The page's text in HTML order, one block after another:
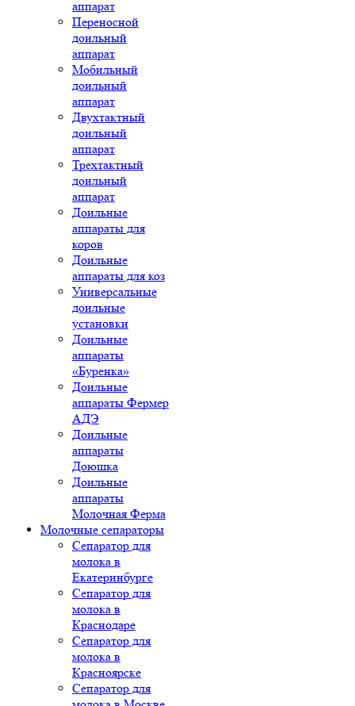
аппарат
Переносной
доильный
аппарат
Мобильный
доильный
аппарат
Двухтактный
доильный
аппарат
Трехтактный
доильный
аппарат
Доильные
аппараты для
коров
Доильные
аппараты для коз
Универсальные
доильные
установки
Доильные
аппараты
«Буренка»
Доильные
аппараты Фермер
АДЭ
Доильные
аппараты
Доюшка
Доильные
аппараты
Молочная Ферма
Молочные сепараторы
Сепаратор для
молока в
Екатеринбурге
Сепаратор для
молока в
Краснодаре
Сепаратор для
молока в
Красноярске
Сепаратор для